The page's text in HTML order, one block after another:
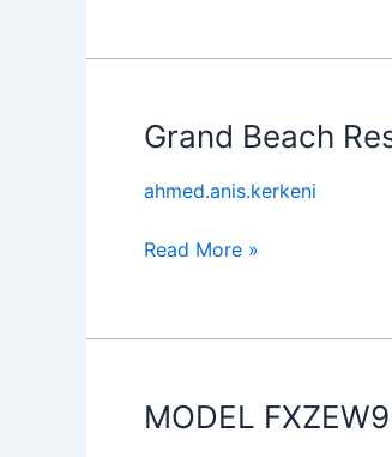
Grand Beach
ahmed.anis.kerkeni
Grand
Resort
Spa
Read More »
MODEL FXZEW9
MODEL